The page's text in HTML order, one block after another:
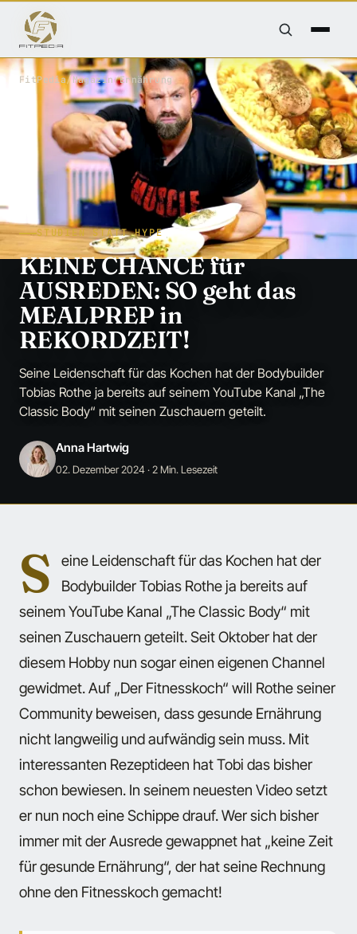
FitPedia/Magazin/Ernährung
STUDIEN STATT HYPE
KEINE CHANCE für
AUSREDEN: SO geht das
MEALPREP in
REKORDZEIT!
Seine Leidenschaft für das Kochen hat der Bodybuilder
Tobias Rothe ja bereits auf seinem YouTube Kanal „The
Classic Body“ mit seinen Zuschauern geteilt.
Anna Hartwig
02. Dezember 2024· 2 Min. Lesezeit
S
eine Leidenschaft für das Kochen hat der
Bodybuilder Tobias Rothe ja bereits auf
seinem YouTube Kanal „The Classic Body“ mit
seinen Zuschauern geteilt. Seit Oktober hat der
diesem Hobby nun sogar einen eigenen Channel
gewidmet. Auf „Der Fitnesskoch“ will Rothe seiner
Community beweisen, dass gesunde Ernährung
nicht langweilig und aufwändig sein muss. Mit
interessanten Rezeptideen hat Tobi das bisher
schon bewiesen. In seinem neuesten Video setzt
er nun noch eine Schippe drauf. Wer sich bisher
immer mit der Ausrede gewappnet hat „keine Zeit
für gesunde Ernährung“, der hat seine Rechnung
ohne den Fitnesskoch gemacht!